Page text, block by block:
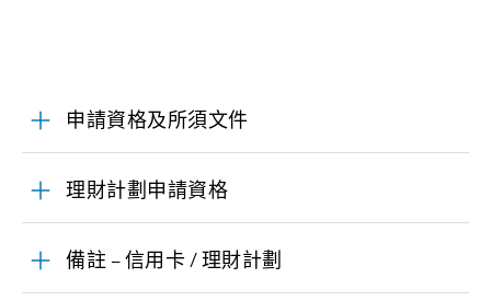
申請資格及所須文件
理財計劃申請資格
備註 – 信用卡 / 理財計劃